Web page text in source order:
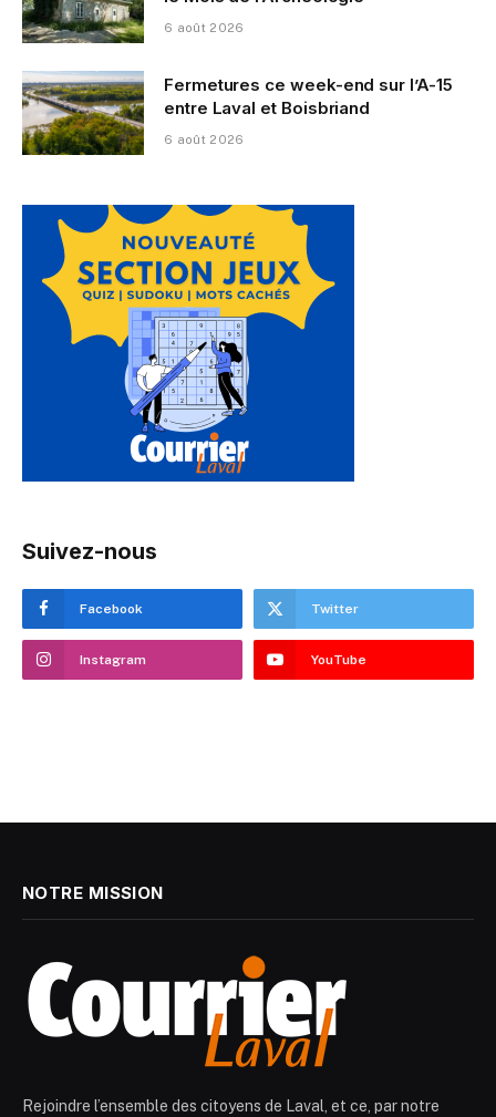
6 août 2026
Fermetures ce week-end sur l’A-15
entre Laval et Boisbriand
6 août 2026
Suivez-nous
Facebook Twitter
Instagram YouTube
NOTRE MISSION
Rejoindre l’ensemble des citoyens de Laval, et ce, par notre